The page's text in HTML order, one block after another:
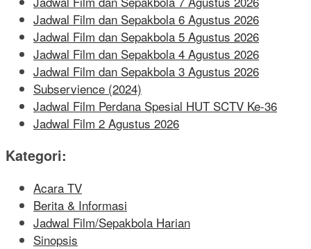
Jadwal Film dan Sepakbola 6 Agustus 2026
Jadwal Film dan Sepakbola 5 Agustus 2026
Jadwal Film dan Sepakbola 4 Agustus 2026
Jadwal Film dan Sepakbola 3 Agustus 2026
Subservience (2024)
Jadwal Film Perdana Spesial HUT SCTV Ke-36
Jadwal Film 2 Agustus 2026
Kategori:
Acara TV
Berita & Informasi
Jadwal Film/Sepakbola Harian
Sinopsis